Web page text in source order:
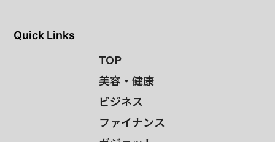
Quick Links
TOP
美容・健康
ビジネス
ファイナンス